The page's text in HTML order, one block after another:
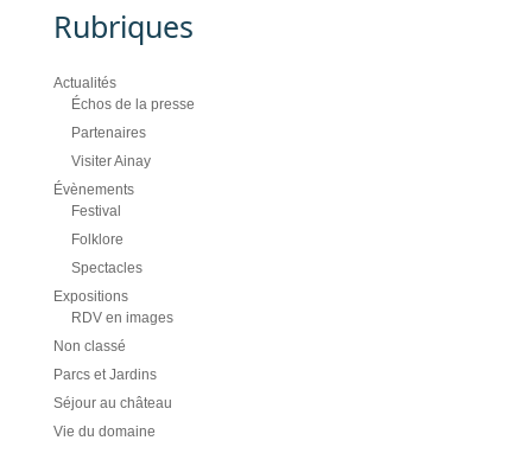
Rubriques
Actualités
Échos de la presse
Partenaires
Visiter Ainay
Évènements
Festival
Folklore
Spectacles
Expositions
RDV en images
Non classé
Parcs et Jardins
Séjour au château
Vie du domaine